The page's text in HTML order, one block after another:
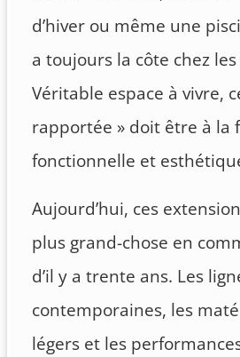
d’hiver ou même une
a toujours la côte chez
Véritable espace à vivre,
rapportée » doit être à la
fonctionnelle et
Aujourd’hui, ces
plus grand-chose en
d’il y a trente ans. Les
contemporaines, les
légers et les